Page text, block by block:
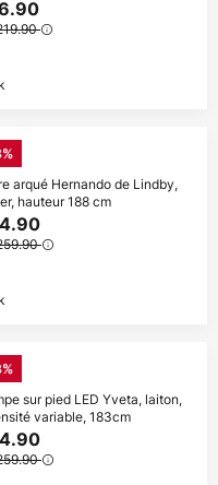
arqué Hernando de Lindby,
hauteur 188 cm
sur pied LED Yveta, laiton,
variable, 183cm